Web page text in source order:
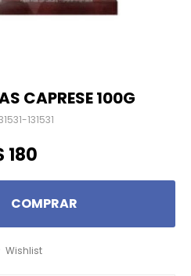
CAPRESE 100G
131531
180
COMPRAR